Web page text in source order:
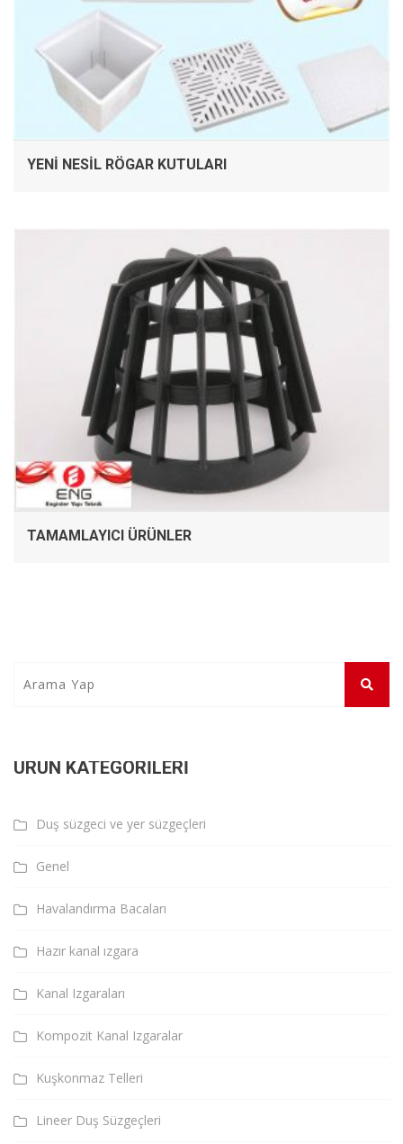
YENI NESIL RÖGAR KUTULARI
İNCELE
TAMAMLAYICI ÜRÜNLER
ÜRÜN KATEGORILERI
Duş süzgeci ve yer süzgeçleri
Genel
Havalandırma Bacaları
Hazır kanal ızgara
Kanal Izgaraları
Kompozit Kanal Izgaralar
Kuşkonmaz Telleri
Lineer Duş Süzgeçleri